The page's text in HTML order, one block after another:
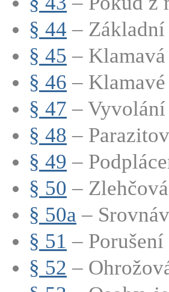
§ 44 –
§ 45 –
§ 46 –
§ 47 – Vyvolání
§ 48 –
§ 49 –
§ 50 –
§ 50a –
§ 51 –
§ 52 –